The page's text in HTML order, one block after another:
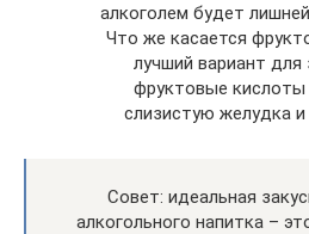
алкоголем будет
Что же касается
лучший вариант для
фруктовые
слизистую желудка
Совет: идеальная
алкогольного напитка –